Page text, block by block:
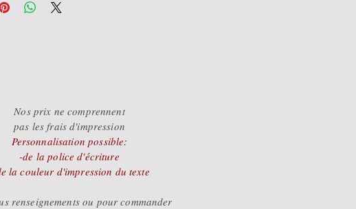
= 2.98€
Nos prix ne comprennent
pas les frais d'impression
Personnalisation possible:
-de la police d'écriture
la couleur d'impression du texte
renseignements ou pour commander